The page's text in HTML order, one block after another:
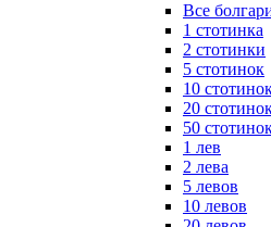
Все
1 стотинка
2 стотинки
5 стотинок
10
20
50
1 лев
2 лева
5 левов
10 левов